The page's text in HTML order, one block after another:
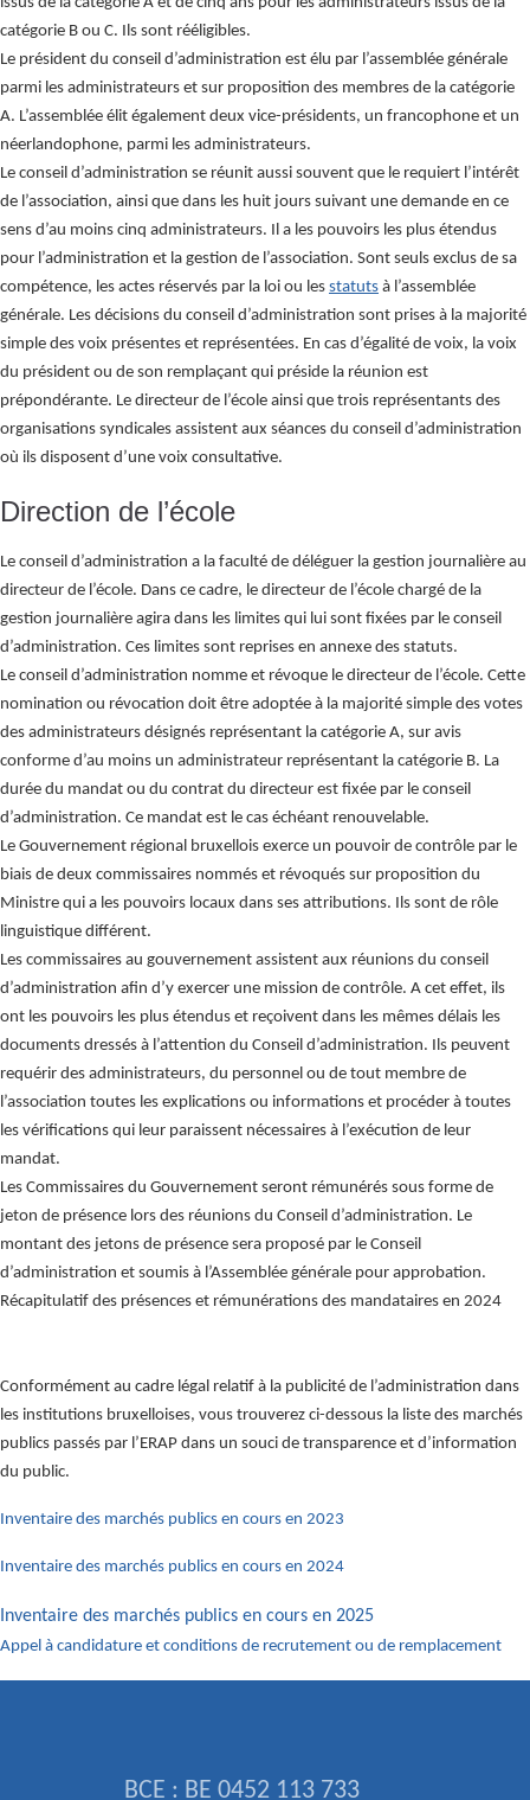
catégorie B ou C. Ils sont rééligibles.
Le président du conseil d’administration est élu par l’assemblée générale
parmi les administrateurs et sur proposition des membres de la catégorie
A. L’assemblée élit également deux vice-présidents, un francophone et un
néerlandophone, parmi les administrateurs.
Le conseil d’administration se réunit aussi souvent que le requiert l’intérêt
de l’association, ainsi que dans les huit jours suivant une demande en ce
sens d’au moins cinq administrateurs. Il a les pouvoirs les plus étendus
pour l’administration et la gestion de l’association. Sont seuls exclus de sa
compétence, les actes réservés par la loi ou les statuts à l’assemblée
générale. Les décisions du conseil d’administration sont prises à la majorité
simple des voix présentes et représentées. En cas d’égalité de voix, la voix
du président ou de son remplaçant qui préside la réunion est
prépondérante. Le directeur de l’école ainsi que trois représentants des
organisations syndicales assistent aux séances du conseil d’administration
où ils disposent d’une voix consultative.
Direction de l’école
Le conseil d’administration a la faculté de déléguer la gestion journalière au
directeur de l’école. Dans ce cadre, le directeur de l’école chargé de la
gestion journalière agira dans les limites qui lui sont fixées par le conseil
d’administration. Ces limites sont reprises en annexe des statuts.
Le conseil d’administration nomme et révoque le directeur de l’école. Cette
nomination ou révocation doit être adoptée à la majorité simple des votes
des administrateurs désignés représentant la catégorie A, sur avis
conforme d’au moins un administrateur représentant la catégorie B. La
durée du mandat ou du contrat du directeur est fixée par le conseil
d’administration. Ce mandat est le cas échéant renouvelable.
Le Gouvernement régional bruxellois exerce un pouvoir de contrôle par le
biais de deux commissaires nommés et révoqués sur proposition du
Ministre qui a les pouvoirs locaux dans ses attributions. Ils sont de rôle
linguistique différent.
Les commissaires au gouvernement assistent aux réunions du conseil
d’administration afin d’y exercer une mission de contrôle. A cet effet, ils
ont les pouvoirs les plus étendus et reçoivent dans les mêmes délais les
documents dressés à l’attention du Conseil d’administration. Ils peuvent
requérir des administrateurs, du personnel ou de tout membre de
l’association toutes les explications ou informations et procéder à toutes
les vérifications qui leur paraissent nécessaires à l’exécution de leur
mandat.
Les Commissaires du Gouvernement seront rémunérés sous forme de
jeton de présence lors des réunions du Conseil d’administration. Le
montant des jetons de présence sera proposé par le Conseil
d’administration et soumis à l’Assemblée générale pour approbation.
Récapitulatif des présences et rémunérations des mandataires en 2024
Conformément au cadre légal relatif à la publicité de l’administration dans
les institutions bruxelloises, vous trouverez ci-dessous la liste des marchés
publics passés par l’ERAP dans un souci de transparence et d’information
du public.
Inventaire des marchés publics en cours en 2023
Inventaire des marchés publics en cours en 2024
Inventaire des marchés publics en cours en 2025
Appel à candidature et conditions de recrutement ou de remplacement
BCE : BE 0452 113 733